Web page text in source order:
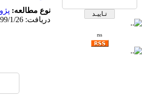
rss
نوع مطالعه:
دریافت: 1399/1/26 | پذیرش: 1399/9/23 | انتشار: 1401/12/10